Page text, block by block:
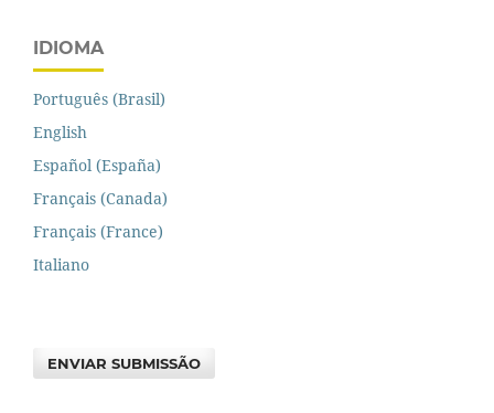
IDIOMA
Português (Brasil)
English
Español (España)
Français (Canada)
Français (France)
Italiano
ENVIAR SUBMISSÃO